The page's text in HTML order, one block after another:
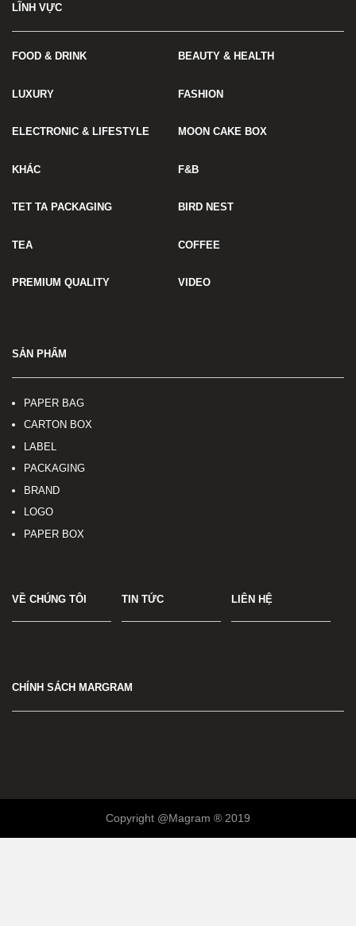
LĨNH VỰC
FOOD & DRINK BEAUTY & HEALTH
LUXURY FASHION
ELECTRONIC & LIFESTYLE MOON CAKE BOX
KHÁC F&B
TET TA PACKAGING BIRD NEST
TEA COFFEE
PREMIUM QUALITY VIDEO
SẢN PHẨM
PAPER BAG
CARTON BOX
LABEL
PACKAGING
BRAND
LOGO
PAPER BOX
VỀ CHÚNG TÔI TIN TỨC LIÊN HỆ
CHÍNH SÁCH MARGRAM
Copyright @Magram ® 2019